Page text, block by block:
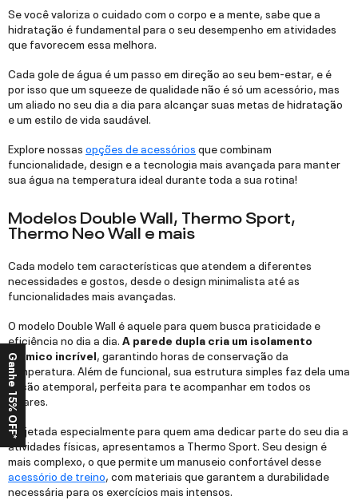
Se você valoriza o cuidado com o corpo e a mente, sabe que a
hidratação é fundamental para o seu desempenho em atividades
que favorecem essa melhora.
Cada gole de água é um passo em direção ao seu bem-estar, e é
por isso que um squeeze de qualidade não é só um acessório, mas
um aliado no seu dia a dia para alcançar suas metas de hidratação
e um estilo de vida saudável.
Explore nossas opções de acessórios que combinam
funcionalidade, design e a tecnologia mais avançada para manter
sua água na temperatura ideal durante toda a sua rotina!
Modelos Double Wall, Thermo Sport,
Thermo Neo Wall e mais
Cada modelo tem características que atendem a diferentes
necessidades e gostos, desde o design minimalista até as
funcionalidades mais avançadas.
O modelo Double Wall é aquele para quem busca praticidade e
eficiência no dia a dia. A parede dupla cria um isolamento
térmico incrível, garantindo horas de conservação da
temperatura. Além de funcional, sua estrutura simples faz dela uma
opção atemporal, perfeita para te acompanhar em todos os
lugares.
Projetada especialmente para quem ama dedicar parte do seu dia a
atividades físicas, apresentamos a Thermo Sport. Seu design é
mais complexo, o que permite um manuseio confortável desse
acessório de treino, com materiais que garantem a durabilidade
necessária para os exercícios mais intensos.
Ganhe 15% OFF*